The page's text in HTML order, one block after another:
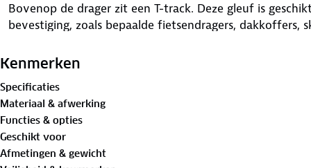
Bovenop de drager zit een T-track. Deze gleuf is
bevestiging, zoals bepaalde fietsendragers, dakkoffers,
geschikt is voor de breedte van de drager van 47mm.
verschillende soorten bevestigingen.
Past deze dakdragerset op jouw auto?
Deze dakdragerset is autospecifiek. Controleer daarom
Kenmerken
Specificaties
Materiaal & afwerking
Functies & opties
Geschikt voor
Afmetingen & gewicht